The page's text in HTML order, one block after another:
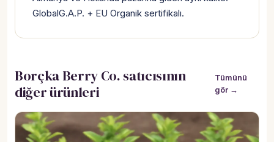
GlobalG.A.P. + EU Organik sertifikalı.
Borçka Berry Co. satıcısının
diğer ürünleri
Tümünü
gör →